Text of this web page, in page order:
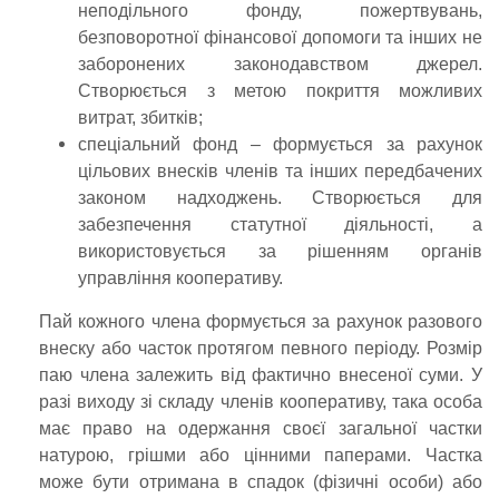
неподільного фонду, пожертвувань,
безповоротної фінансової допомоги та інших не
заборонених законодавством джерел.
Створюється з метою покриття можливих
витрат, збитків;
спеціальний фонд – формується за рахунок
цільових внесків членів та інших передбачених
законом надходжень. Створюється для
забезпечення статутної діяльності, а
використовується за рішенням органів
управління кооперативу.
Пай кожного члена формується за рахунок разового
внеску або часток протягом певного періоду. Розмір
паю члена залежить від фактично внесеної суми. У
разі виходу зі складу членів кооперативу, така особа
має право на одержання своєї загальної частки
натурою, грішми або цінними паперами. Частка
може бути отримана в спадок (фізичні особи) або